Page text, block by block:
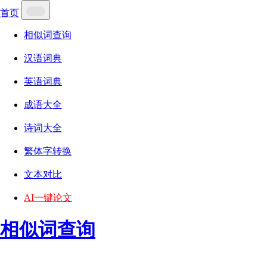
首页
相似词查询
汉语词典
英语词典
成语大全
诗词大全
繁体字转换
文本对比
AI一键论文
相似词查询